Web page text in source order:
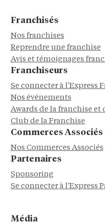
Franchisés
Nos franchises
Reprendre une franchise
Avis et témoignages
Franchiseurs
Se connecter à l'Express
Nos événements
Awards de la franchise et
Club de la Franchise
Commerces Associés
Nos Commerces Associés
Partenaires
Sponsoring
Se connecter à l'Express
Média